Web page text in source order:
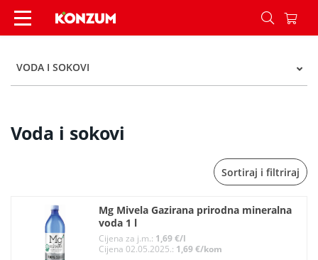
Voda i sokovi - Kategorije - Konzum
VODA I SOKOVI
Voda i sokovi
Sortiraj i filtriraj
Mg Mivela Gazirana prirodna mineralna
voda 1 l
Cijena za j.m.: 1,69 €/l
Cijena 02.05.2025.: 1,69 €/kom